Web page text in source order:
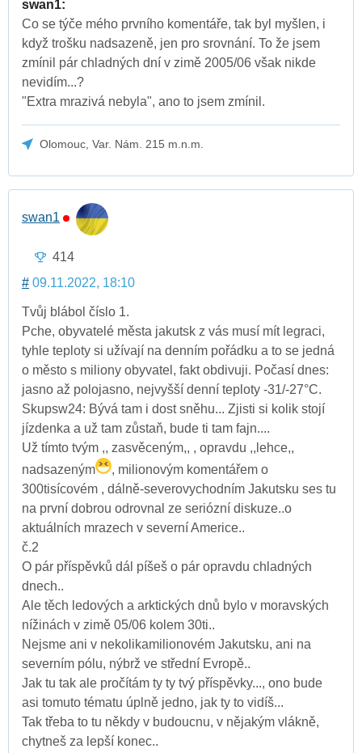
swan1:
Co se týče mého prvního komentáře, tak byl myšlen, i
když trošku nadsazeně, jen pro srovnání. To že jsem
zmínil pár chladných dní v zimě 2005/06 však nikde
nevidím...?
"Extra mrazivá nebyla", ano to jsem zmínil.
Olomouc, Var. Nám. 215 m.n.m.
swan1
414
# 09.11.2022, 18:10
Tvůj blábol číslo 1.
Pche, obyvatelé města jakutsk z vás musí mít legraci,
tyhle teploty si užívají na denním pořádku a to se jedná
o město s miliony obyvatel, fakt obdivuji. Počasí dnes:
jasno až polojasno, nejvyšší denní teploty -31/-27°C.
Skupsw24: Bývá tam i dost sněhu... Zjisti si kolik stojí
jízdenka a už tam zůstaň, bude ti tam fajn....
Už tímto tvým ,, zasvěceným,, , opravdu ,,lehce,,
nadsazeným
, milionovým komentářem o
300tisícovém , dálně-severovychodním Jakutsku ses tu
na první dobrou odrovnal ze seriózní diskuze..o
aktuálních mrazech v severní Americe..
č.2
O pár příspěvků dál píšeš o pár opravdu chladných
dnech..
Ale těch ledových a arktických dnů bylo v moravských
nížinách v zimě 05/06 kolem 30ti..
Nejsme ani v nekolikamilionovém Jakutsku, ani na
severním pólu, nýbrž ve střední Evropě..
Jak tu tak ale pročítám ty ty tvý příspěvky..., ono bude
asi tomuto tématu úplně jedno, jak ty to vidíš...
Tak třeba to tu někdy v budoucnu, v nějakým vlákně,
chytneš za lepší konec..